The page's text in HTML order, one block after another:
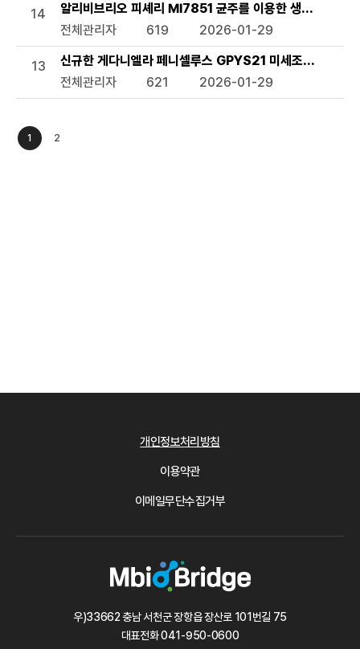
14
알리비브리오 피셰리 MI7851 균주를 이용한 생태독성 평
전체관리자
619 2026-01-29
13
신규한 게다니엘라 페니셀루스 GPYS21 미세조류 및 이의
전체관리자
621 2026-01-29
1 2
개인정보처리방침
이용약관
이메일무단수집거부
우)33662 충남 서천군 장항읍 장산로 101번길 75
대표전화041-950-0600